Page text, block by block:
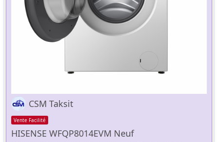
CSM Taksit
Vente Facilité
HISENSE WFQP8014EVM Neuf